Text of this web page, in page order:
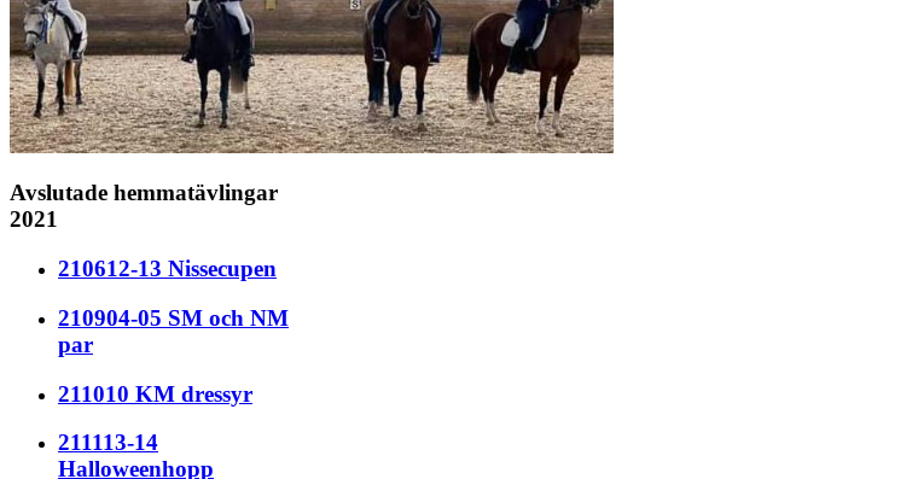
Avslutade hemmatävlingar
2021
210612-13 Nissecupen
210904-05 SM och NM
par
211010 KM dressyr
211113-14
Halloweenhopp